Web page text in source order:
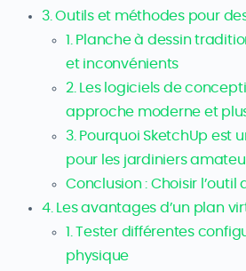
3. Outils et méthodes pour
1. Planche à dessin
et inconvénients
2. Les logiciels de
approche moderne et
3. Pourquoi SketchUp est
pour les jardiniers
Conclusion : Choisir l’outil
4. Les avantages d’un plan
1. Tester différentes
physique